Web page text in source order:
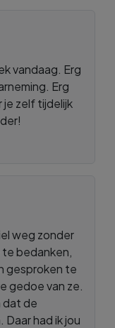
vandaag. Erg
Erg
je zelf tijdelijk
weg zonder
bedanken,
gesproken te
gedoe van ze.
dat de
had ik jou